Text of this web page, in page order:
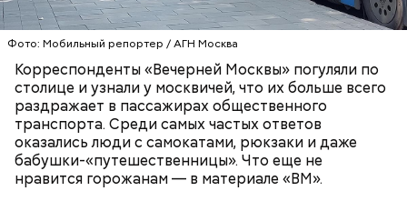
Фото: Мобильный репортер / АГН Москва
Корреспонденты «Вечерней Москвы» погуляли по
столице и узнали у москвичей, что их больше всего
раздражает в пассажирах общественного
транспорта. Среди самых частых ответов
оказались люди с самокатами, рюкзаки и даже
бабушки-«путешественницы». Что еще не
нравится горожанам — в материале «ВМ».
ТРАНСПОРТ ПАССАЖИРЫ МОСКВА
До этого государственная инспекция по контролю